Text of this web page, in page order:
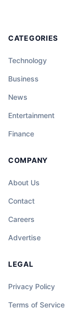
CATEGORIES
Technology
Business
News
Entertainment
Finance
COMPANY
About Us
Contact
Careers
Advertise
LEGAL
Privacy Policy
Terms of Service